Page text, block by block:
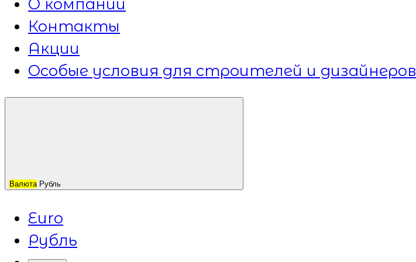
О компании
Контакты
Акции
Особые условия для строителей и дизайнеров
Валюта Рубль
Euro
Рубль